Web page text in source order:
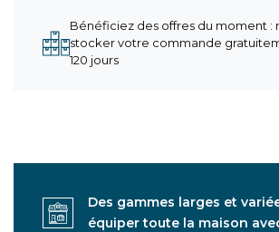
Bénéficiez des offres du moment :
stocker votre commande
120 jours
Des gammes larges et
équiper toute la maison